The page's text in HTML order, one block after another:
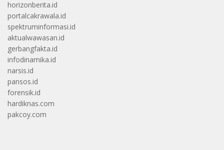
horizonberita.id
portalcakrawala.id
spektruminformasi.id
aktualwawasan.id
gerbangfakta.id
infodinamika.id
narsis.id
pansos.id
forensik.id
hardiknas.com
pakcoy.com